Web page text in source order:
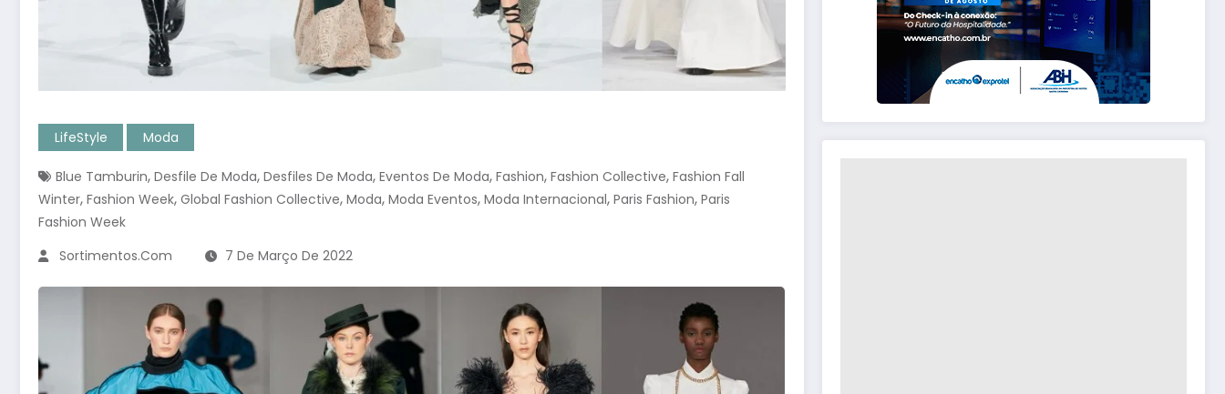
LifeStyle Moda
Blue Tamburin, Desfile De Moda, Desfiles De Moda, Eventos De Moda, Fashion, Fashion Collective, Fashion Fall
Winter, Fashion Week, Global Fashion Collective, Moda, Moda Eventos, Moda Internacional, Paris Fashion, Paris
Fashion Week
Sortimentos.com
7 De Março De 2022